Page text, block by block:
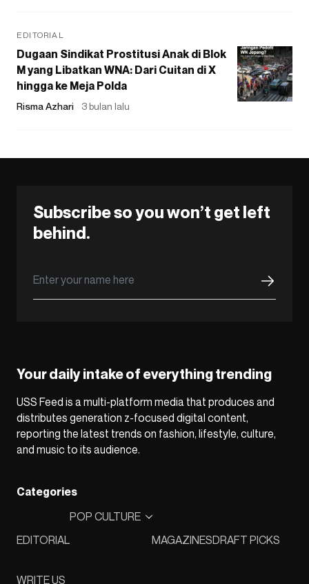
EDITORIAL
Dugaan Sindikat Prostitusi Anak di Blok
M yang Libatkan WNA: Dari Cuitan di X
hingga ke Meja Polda
Risma Azhari 3 bulan lalu
Subscribe so you won’t get left
behind.
Your daily intake of everything trending
USS Feed is a multi-platform media that produces and
distributes generation z-focused digital content,
reporting the latest trends on fashion, lifestyle, culture,
and music to its audience.
Categories
EDITORIAL
POP CULTURE
MAGAZINESDRAFT PICKS
WRITE US